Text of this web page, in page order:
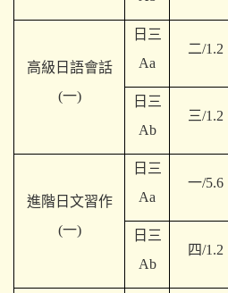
高級日語會話
(一)
日三
Aa
二/1.2
日三
Ab
三/1.2
進階日文習作
(一)
日三
Aa
一/5.6
日三
Ab
四/1.2